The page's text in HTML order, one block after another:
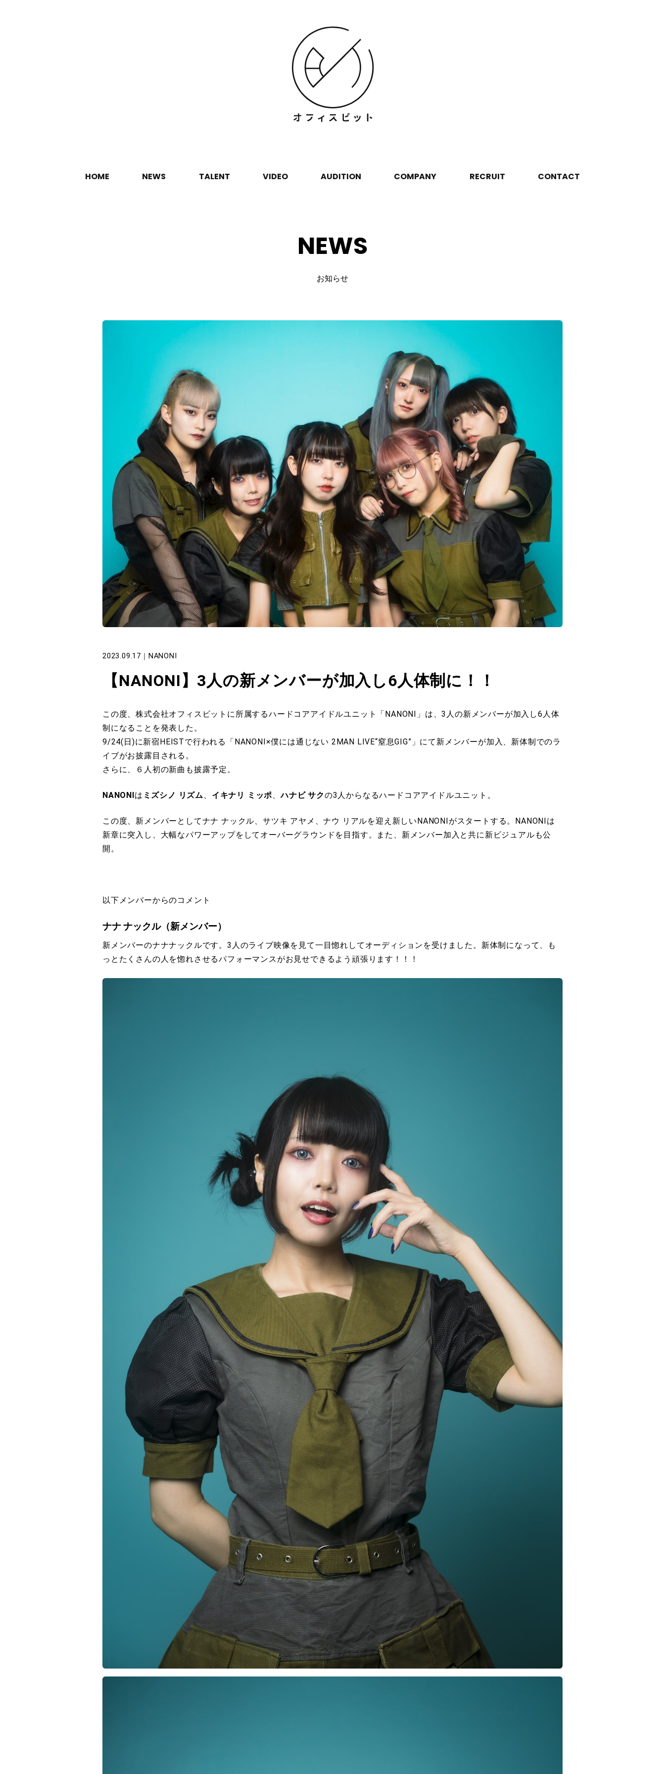
HOME NEWS TALENT VIDEO AUDITION COMPANY RECRUIT CONTACT
NEWS
お知らせ
2023.09.17 ｜ NANONI
【NANONI】3人の新メンバーが加入し6人体制に！！
この度、株式会社オフィスビットに所属するハードコアアイドルユニット「NANONI」は、3人の新メンバーが加入し6人体
制になることを発表した。
9/24(日)に新宿HEISTで行われる「NANONI×僕には通じない 2MAN LIVE“窒息GIG”」にて新メンバーが加入、新体制でのラ
イブがお披露目される。
さらに、６人初の新曲も披露予定。
NANONIは ミズシノ リズム イキナリ ミッポ 、ハナビ サクの3人からなるハードコアアイドルユニット。
この度、新メンバーとしてナナ ナックル、サツキ アヤメ、ナウ リアルを迎え新しいNANONIがスタートする。NANONIは
新章に突入し、大幅なパワーアップをしてオーバーグラウンドを目指す。また、新メンバー加入と共に新ビジュアルも公
開。
以下メンバーからのコメント
ナナ ナックル（新メンバー）
新メンバーのナナナックルです。3人のライブ映像を見て一目惚れしてオーディションを受けました。新体制になって、も
っとたくさんの人を惚れさせるパフォーマンスがお見せできるよう頑張ります！！！